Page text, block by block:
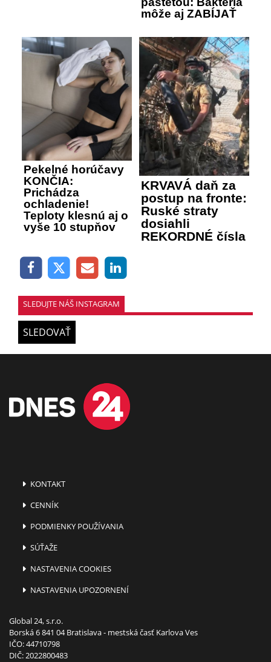
môže aj ZABÍJAŤ
Pekelné horúčavy
KONČIA:
Prichádza
ochladenie!
Teploty klesnú aj o
vyše 10 stupňov
KRVAVÁ daň za
postup na fronte:
Ruské straty
dosiahli
REKORDNÉ čísla
SLEDUJTE NÁŠ INSTAGRAM
SLEDOVAŤ
KONTAKT
CENNÍK
PODMIENKY POUŽÍVANIA
SÚŤAŽE
NASTAVENIA COOKIES
NASTAVENIA UPOZORNENÍ
Global 24, s.r.o.
Borská 6 841 04 Bratislava - mestská časť Karlova Ves
IČO: 44710798
DIČ: 2022800483